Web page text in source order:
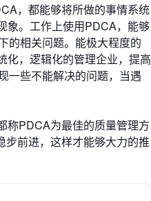
，都能够将所做的事情系统
象。工作上使用PDCA，能够
的相关问题。能极大程度的
化，逻辑化的管理企业，提高
一些不能解决的问题，当遇
称PDCA为最佳的质量管理方
前进，这样才能够大力的推